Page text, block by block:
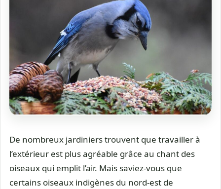
De nombreux jardiniers trouvent que travailler à
l’extérieur est plus agréable grâce au chant des
oiseaux qui emplit l’air. Mais saviez-vous que
certains oiseaux indigènes du nord-est de